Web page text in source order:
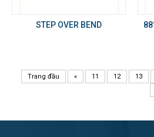
STEP OVER BEND
Trang đầu « 11 12 13